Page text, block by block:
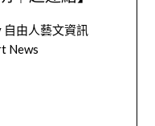
自由人藝文資訊
News